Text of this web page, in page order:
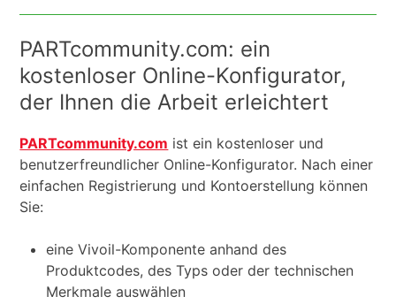
PARTcommunity.com: ein
kostenloser Online-Konfigurator,
der Ihnen die Arbeit erleichtert
PARTcommunity.com ist ein kostenloser und
benutzerfreundlicher Online-Konfigurator. Nach einer
einfachen Registrierung und Kontoerstellung können
Sie:
eine Vivoil-Komponente anhand des
Produktcodes, des Typs oder der technischen
Merkmale auswählen